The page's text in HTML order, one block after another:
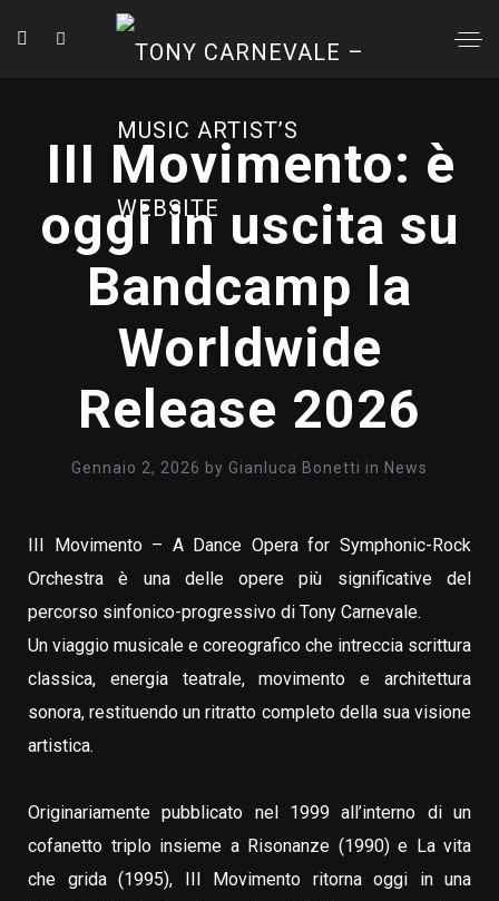
III Movimento: è
oggi in uscita su
Bandcamp la
Worldwide
Release 2026
Gennaio 2, 2026 by Gianluca Bonetti in News
III Movimento – A Dance Opera for Symphonic-Rock
Orchestra è una delle opere più significative del
percorso sinfonico-progressivo di Tony Carnevale.
Un viaggio musicale e coreografico che intreccia scrittura
classica, energia teatrale, movimento e architettura
sonora, restituendo un ritratto completo della sua visione
artistica.
Originariamente pubblicato nel 1999 all’interno di un
cofanetto triplo insieme a Risonanze (1990) e La vita
che grida (1995), III Movimento ritorna oggi in una